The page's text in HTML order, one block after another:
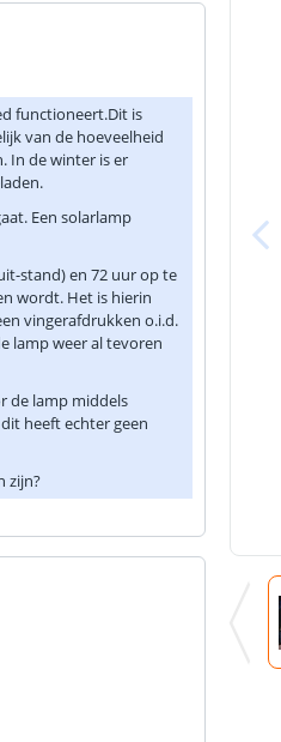
functioneert.Dit is
van de hoeveelheid
In de winter is er
Een solarlamp
stand) en 72 uur op te
wordt. Het is hierin
vingerafdrukken o.i.d.
lamp weer al tevoren
de lamp middels
heeft echter geen
zijn?